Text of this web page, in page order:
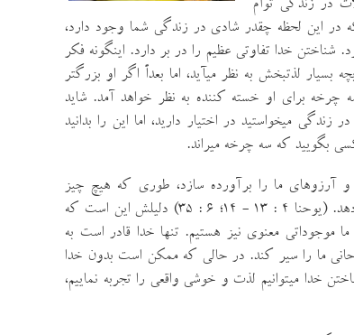
در زندگي توأم
در اين لحظه چقدر شادي در زندگي شما وجود دارد،
شناختن خدا تفاوتي عظيم را در بر دارد. اينگونه فكر
لذتبخش به نظر ميآيد، اما بعداً اگر او بزرگتر
چرخه براي او خسته كننده به نظر خواهد آمد. شايد
ميخواستيد در اختيار داريد، اما اين را بدانيد
بگوييد كه سه چرخه ميراند.
آرزوهاي ما را برآورده سازد، طوري كه هيچ چيز
ديگري نميتواند اين كار را انجام دهد. (يوحنا 4 : 13 - 14؛ 6 : 35) دليلش اين است كه
موجوداتي معنوي نيز هستيم. تنها خدا قادر است به
ما را سير كند. در حالي كه ممكن است بدون خدا
خدا ميتوانيم لذت و خوشي واقعي را تجربه نماييم،